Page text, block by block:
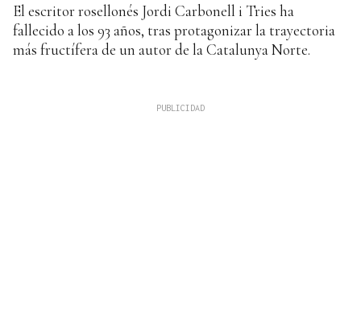
El escritor rosellonés Jordi Carbonell i Tries ha
fallecido a los 93 años, tras protagonizar la trayectoria
más fructífera de un autor de la Catalunya Norte.